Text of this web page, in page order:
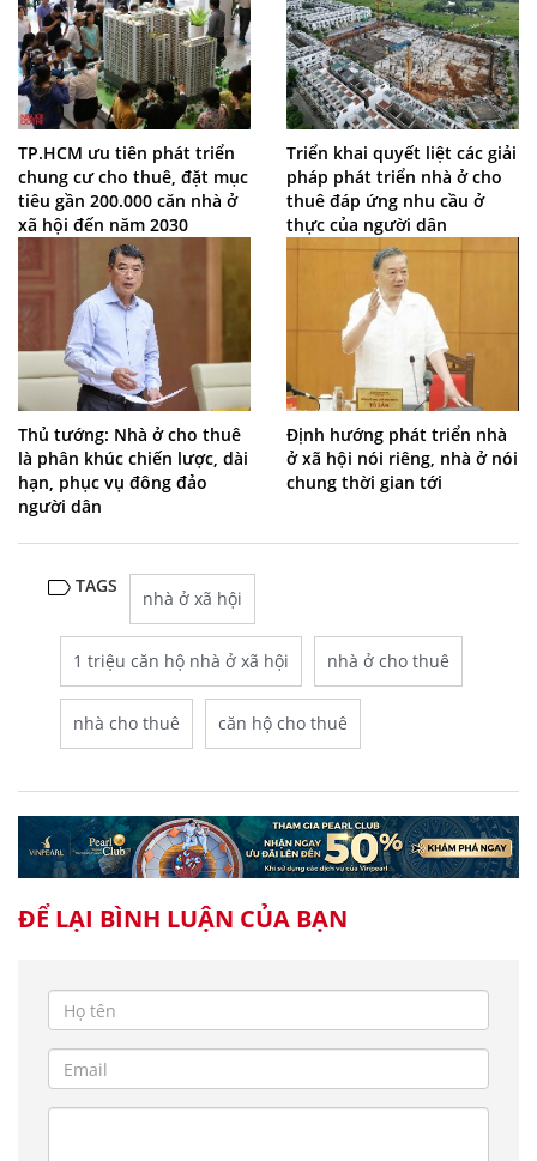
TP.HCM ưu tiên phát triển
chung cư cho thuê, đặt mục
tiêu gần 200.000 căn nhà ở
xã hội đến năm 2030
Triển khai quyết liệt các giải
pháp phát triển nhà ở cho
thuê đáp ứng nhu cầu ở
thực của người dân
Thủ tướng: Nhà ở cho thuê
là phân khúc chiến lược, dài
hạn, phục vụ đông đảo
người dân
Định hướng phát triển nhà
ở xã hội nói riêng, nhà ở nói
chung thời gian tới
TAGS
nhà ở xã hội
1 triệu căn hộ nhà ở xã hội nhà ở cho thuê
nhà cho thuê căn hộ cho thuê
ĐỂ LẠI BÌNH LUẬN CỦA BẠN